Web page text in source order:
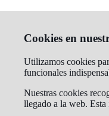
Cookies en
Utilizamos cookies
funcionales
Nuestras cookies
llegado a la web.